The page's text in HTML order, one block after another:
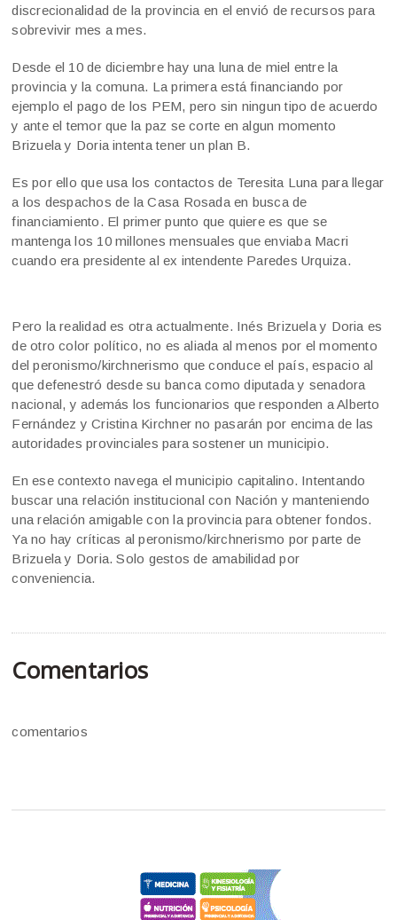
discrecionalidad de la provincia en el envió de recursos para
sobrevivir mes a mes.
Desde el 10 de diciembre hay una luna de miel entre la
provincia y la comuna. La primera está financiando por
ejemplo el pago de los PEM, pero sin ningun tipo de acuerdo
y ante el temor que la paz se corte en algun momento
Brizuela y Doria intenta tener un plan B.
Es por ello que usa los contactos de Teresita Luna para llegar
a los despachos de la Casa Rosada en busca de
financiamiento. El primer punto que quiere es que se
mantenga los 10 millones mensuales que enviaba Macri
cuando era presidente al ex intendente Paredes Urquiza.
Pero la realidad es otra actualmente. Inés Brizuela y Doria es
de otro color político, no es aliada al menos por el momento
del peronismo/kirchnerismo que conduce el país, espacio al
que defenestró desde su banca como diputada y senadora
nacional, y además los funcionarios que responden a Alberto
Fernández y Cristina Kirchner no pasarán por encima de las
autoridades provinciales para sostener un municipio.
En ese contexto navega el municipio capitalino. Intentando
buscar una relación institucional con Nación y manteniendo
una relación amigable con la provincia para obtener fondos.
Ya no hay críticas al peronismo/kirchnerismo por parte de
Brizuela y Doria. Solo gestos de amabilidad por
conveniencia.
Comentarios
comentarios